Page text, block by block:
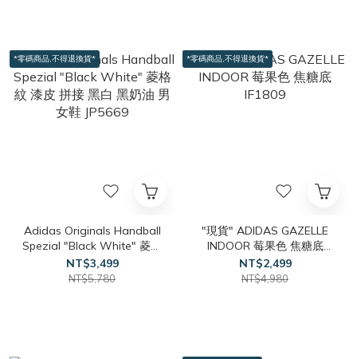
*零碼商品,不得退換貨*
Adidas Originals Handball
Spezial "Black White" 菱格
紋 漆皮 拼接 黑白 黑奶油 男
女鞋 JP5669
NT$3,499
NT$5,780
*零碼商品,不得退換貨*
"現貨" ADIDAS GAZELLE
INDOOR 莓果色 焦糖底
IF1809
NT$2,499
NT$4,980